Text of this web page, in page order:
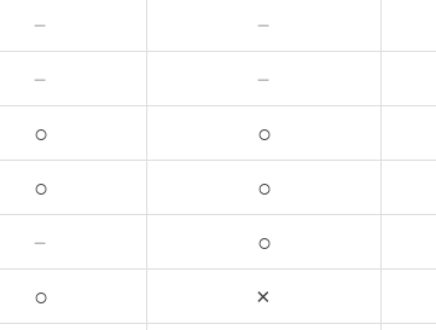
－ －
－ －
○ ○
○ ○
－ ○
○ ×